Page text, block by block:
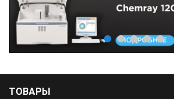
ТОВАРЫ